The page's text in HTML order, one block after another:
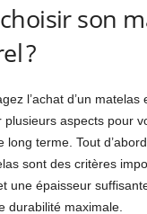
son
?
l’achat d’un
plusieurs aspects pour
terme. Tout d’abord,
sont des critères
une épaisseur
durabilité maximale.